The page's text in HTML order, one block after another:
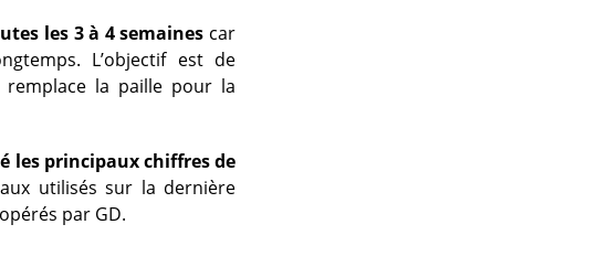
les 3 à 4 semaines car
L’objectif est de
remplace la paille pour la
les principaux chiffres de
utilisés sur la dernière
par GD.